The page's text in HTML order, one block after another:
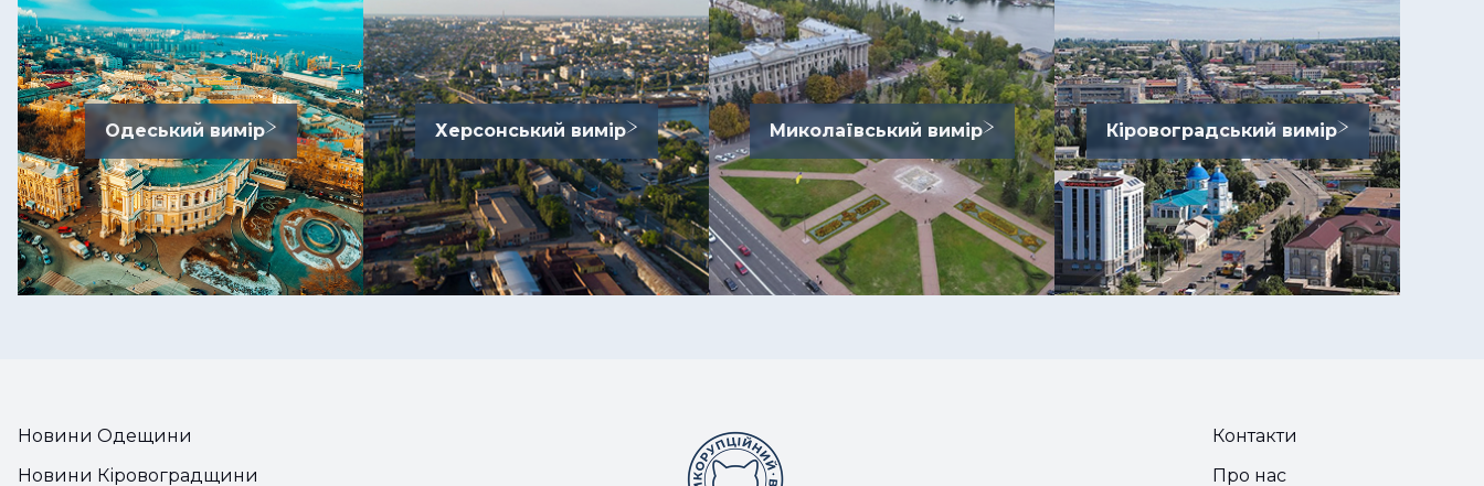
Одеський вимір Херсонський вимір Миколаївський вимір Кіровоградський вимір
Новини Одещини
Новини Кіровоградщини
Контакти
Про нас